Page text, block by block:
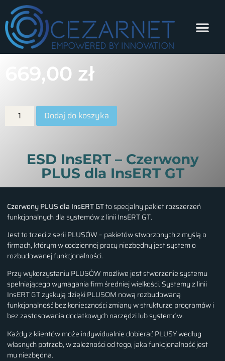
ESD InsERT – Czerwony
PLUS dla InsERT GT
669,00 zł
Dodaj do koszyka
Czerwony PLUS dla InsERT GTto specjalny pakiet rozszerzeń
funkcjonalnych dla systemów z linii InsERT GT.
Jest to trzeci z serii PLUSÓW – pakietów stworzonych z myślą o
firmach, którym w codziennej pracy niezbędny jest system o
rozbudowanej funkcjonalności.
Przy wykorzystaniu PLUSÓW możliwe jest stworzenie systemu
spełniającego wymagania firm średniej wielkości. Systemy z linii
InsERT GT zyskują dzięki PLUSOM nową rozbudowaną
funkcjonalność bez konieczności zmiany w strukturze programów i
bez zastosowania dodatkowych narzędzi lub systemów.
Każdy z klientów może indywidualnie dobierać PLUSY według
własnych potrzeb, w zależności od tego, jaka funkcjonalność jest
mu niezbędna.